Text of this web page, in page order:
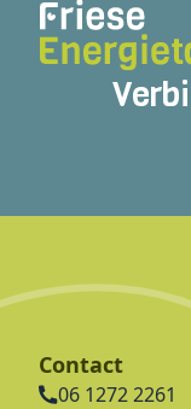
Contact
06 1272 2261